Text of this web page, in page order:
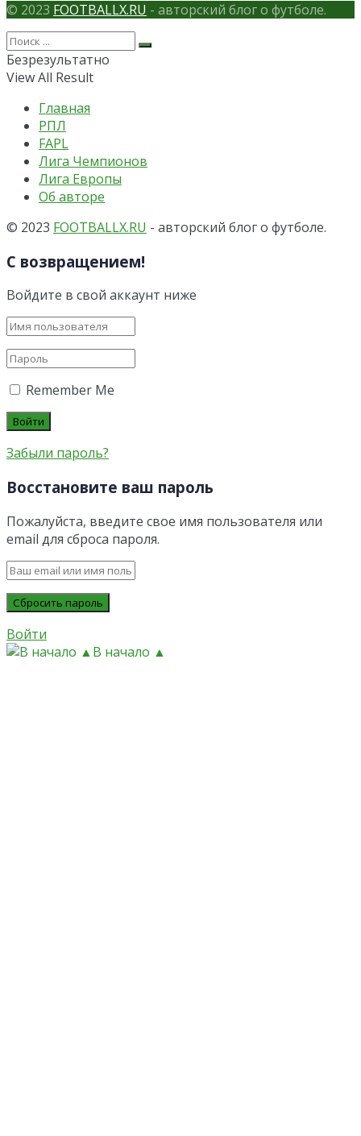
© 2023 FOOTBALLX.RU - авторский блог о футболе.
Безрезультатно
View All Result
Главная
РПЛ
FAPL
Лига Чемпионов
Лига Европы
Об авторе
© 2023 FOOTBALLX.RU - авторский блог о футболе.
С возвращением!
Войдите в свой аккаунт ниже
Remember Me
Забыли пароль?
Восстановите ваш пароль
Пожалуйста, введите свое имя пользователя или
email для сброса пароля.
Войти
В начало ▲